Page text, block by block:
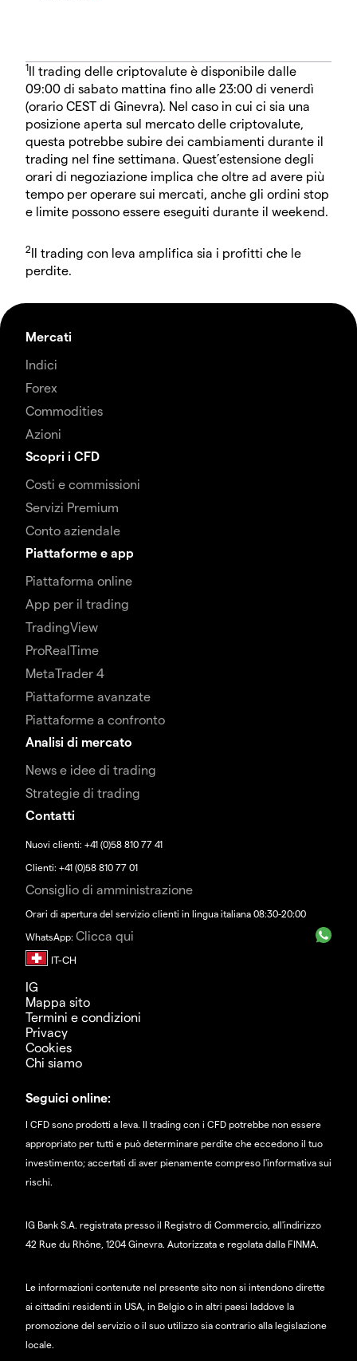
1Il trading delle criptovalute è disponibile dalle
09:00 di sabato mattina fino alle 23:00 di venerdì
(orario CEST di Ginevra). Nel caso in cui ci sia una
posizione aperta sul mercato delle criptovalute,
questa potrebbe subire dei cambiamenti durante il
trading nel fine settimana. Quest’estensione degli
orari di negoziazione implica che oltre ad avere più
tempo per operare sui mercati, anche gli ordini stop
e limite possono essere eseguiti durante il weekend.
2Il trading con leva amplifica sia i profitti che le
perdite.
Mercati
Indici
Forex
Commodities
Azioni
Scopri i CFD
Costi e commissioni
Servizi Premium
Conto aziendale
Piattaforme e app
Piattaforma online
App per il trading
TradingView
ProRealTime
MetaTrader 4
Piattaforme avanzate
Piattaforme a confronto
Analisi di mercato
News e idee di trading
Strategie di trading
Contatti
Nuovi clienti: +41 (0)58 810 77 41
Clienti: +41 (0)58 810 77 01
Consiglio di amministrazione
Orari di apertura del servizio clienti in lingua italiana 08:30-20:00
WhatsApp: Clicca qui
IG
Mappa sito
Termini e condizioni
Privacy
Cookies
Chi siamo
Seguici online:
I CFD sono prodotti a leva. Il trading con i CFD potrebbe non essere
appropriato per tutti e può determinare perdite che eccedono il tuo
investimento; accertati di aver pienamente compreso l'informativa sui
rischi.
IG Bank S.A. registrata presso il Registro di Commercio, all'indirizzo
42 Rue du Rhône, 1204 Ginevra. Autorizzata e regolata dalla FINMA.
Le informazioni contenute nel presente sito non si intendono dirette
ai cittadini residenti in USA, in Belgio o in altri paesi laddove la
promozione del servizio o il suo utilizzo sia contrario alla legislazione
locale.